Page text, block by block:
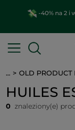
-40% na 2 i
... OLD PRODUCT
HUILES
0 znaleziony(e)